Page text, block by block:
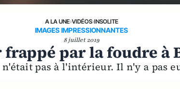
A LA UNE›VIDÉOS›INSOLITE
IMAGES IMPRESSIONNANTES
8 juillet 2019
par la foudre à
pas à l'intérieur. Il n'y a pas